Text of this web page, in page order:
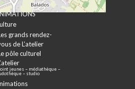
&
grands rendez-
de L’atelier
pôle culturel
jeunes – médiathèque –
– studio